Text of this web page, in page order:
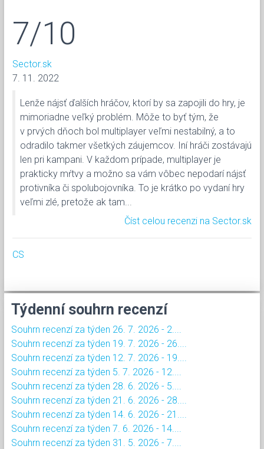
7/10
Sector.sk
7. 11. 2022
Lenže nájsť ďalších hráčov, ktorí by sa zapojili do hry, je
mimoriadne veľký problém. Môže to byť tým, že
v prvých dňoch bol multiplayer veľmi nestabilný, a to
odradilo takmer všetkých záujemcov. Iní hráči zostávajú
len pri kampani. V každom prípade, multiplayer je
prakticky mŕtvy a možno sa vám vôbec nepodarí nájsť
protivníka či spolubojovníka. To je krátko po vydaní hry
veľmi zlé, pretože ak tam...
Číst celou recenzi na Sector.sk
CS
Týdenní souhrn recenzí
Souhrn recenzí za týden 26. 7. 2026 - 2....
Souhrn recenzí za týden 19. 7. 2026 - 26....
Souhrn recenzí za týden 12. 7. 2026 - 19....
Souhrn recenzí za týden 5. 7. 2026 - 12....
Souhrn recenzí za týden 28. 6. 2026 - 5....
Souhrn recenzí za týden 21. 6. 2026 - 28....
Souhrn recenzí za týden 14. 6. 2026 - 21....
Souhrn recenzí za týden 7. 6. 2026 - 14....
Souhrn recenzí za týden 31. 5. 2026 - 7....